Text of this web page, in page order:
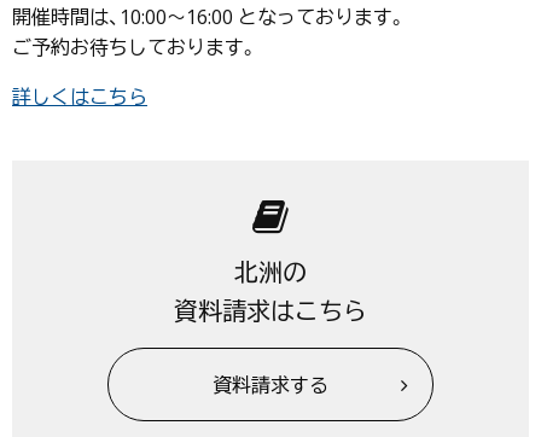
開催時間は、10:00～16:00 となっております。
ご予約お待ちしております。
詳しくはこちら
北洲の
資料請求はこちら
資料請求する